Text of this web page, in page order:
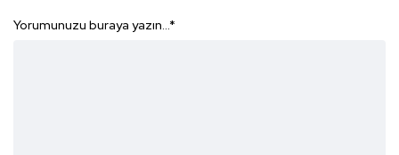
Yorumunuzu buraya yazın...*